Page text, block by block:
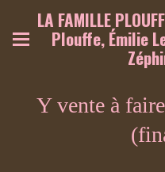
LA FAMILLE
Plouffe, Émilie
Y vente à